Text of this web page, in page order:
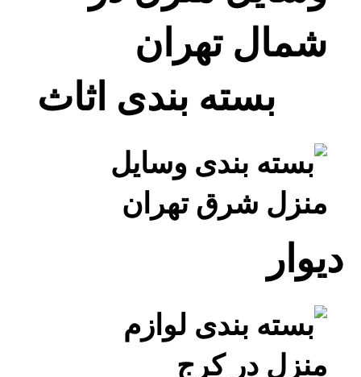
بسته بندی اثاث
دیوار